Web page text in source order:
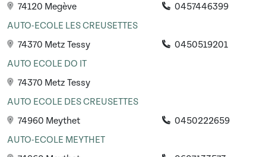
74120 Megève
0457446399
AUTO-ECOLE LES CREUSETTES
74370 Metz Tessy
0450519201
AUTO ECOLE DO IT
74370 Metz Tessy
AUTO ECOLE DES CREUSETTES
74960 Meythet
0450222659
AUTO-ECOLE MEYTHET